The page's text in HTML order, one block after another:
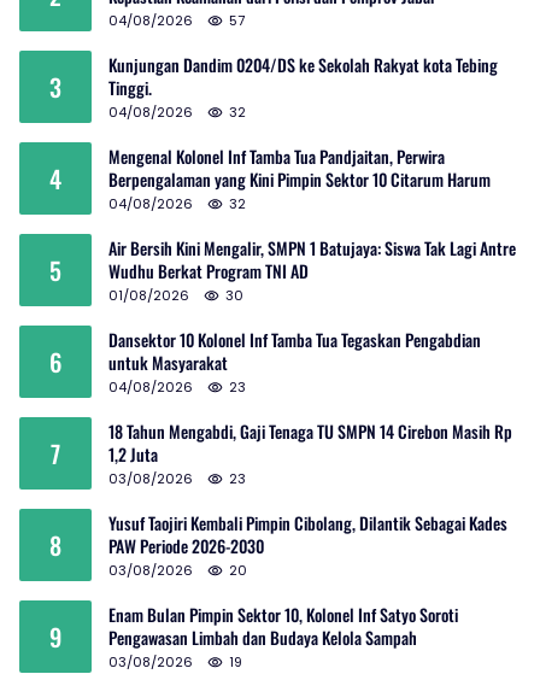
04/08/2026 57
3
Kunjungan Dandim 0204/DS ke Sekolah Rakyat kota Tebing
Tinggi.
04/08/2026 32
4
Mengenal Kolonel Inf Tamba Tua Pandjaitan, Perwira
Berpengalaman yang Kini Pimpin Sektor 10 Citarum Harum
04/08/2026 32
5
Air Bersih Kini Mengalir, SMPN 1 Batujaya: Siswa Tak Lagi Antre
Wudhu Berkat Program TNI AD
01/08/2026 30
6
Dansektor 10 Kolonel Inf Tamba Tua Tegaskan Pengabdian
untuk Masyarakat
04/08/2026 23
7
18 Tahun Mengabdi, Gaji Tenaga TU SMPN 14 Cirebon Masih Rp
1,2 Juta
03/08/2026 23
8
Yusuf Taojiri Kembali Pimpin Cibolang, Dilantik Sebagai Kades
PAW Periode 2026-2030
03/08/2026 20
9
Enam Bulan Pimpin Sektor 10, Kolonel Inf Satyo Soroti
Pengawasan Limbah dan Budaya Kelola Sampah
03/08/2026 19